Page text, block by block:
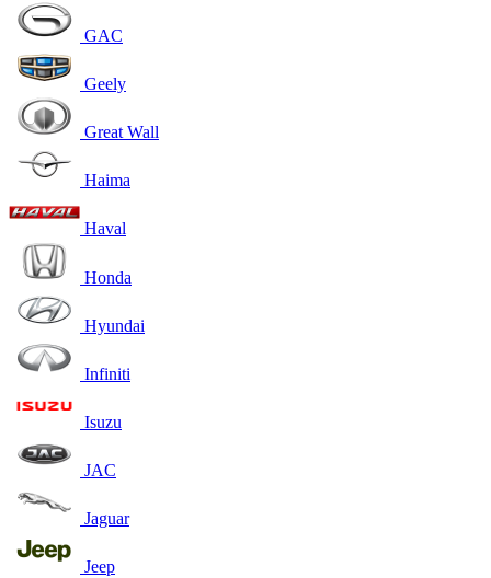
GAC
Geely
Great Wall
Haima
Haval
Honda
Hyundai
Infiniti
Isuzu
JAC
Jaguar
Jeep